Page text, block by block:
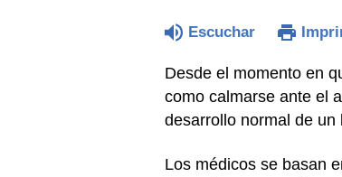
Escuchar
Desde el momento en
como calmarse ante el
desarrollo normal de un
Los médicos se basan